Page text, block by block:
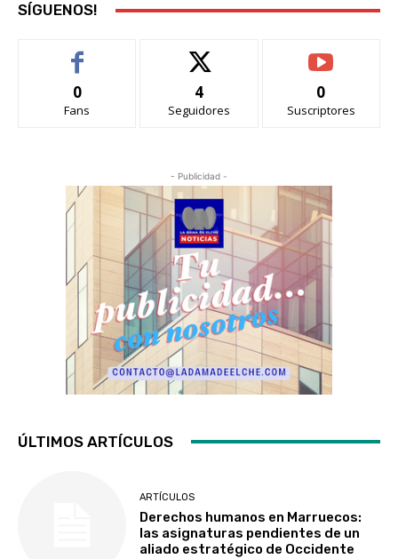
SÍGUENOS!
0
Fans
4
Seguidores
0
Suscriptores
- Publicidad -
ÚLTIMOS ARTÍCULOS
ARTÍCULOS
Derechos humanos en Marruecos:
las asignaturas pendientes de un
aliado estratégico de Occidente